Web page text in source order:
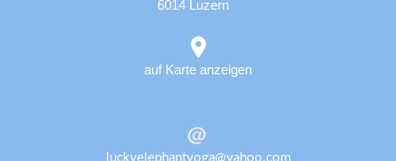
6014 Luzern
auf Karte anzeigen
luckyelephantyoga@yahoo.com